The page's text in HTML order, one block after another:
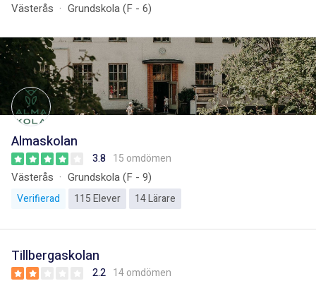
Västerås Grundskola (F - 6)
Almaskolan
3.8 15 omdömen
Västerås Grundskola (F - 9)
Verifierad 115 Elever 14 Lärare
Tillbergaskolan
2.2 14 omdömen